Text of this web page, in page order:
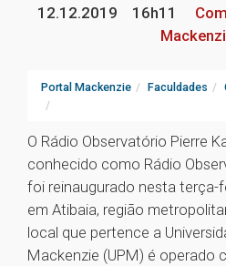
12.12.2019
16h11
Portal Mackenzie Faculdades
O Rádio Observatório Pierre
conhecido como Rádio
foi reinaugurado nesta terça-
em Atibaia, região
local que pertence a
Mackenzie (UPM) é operado